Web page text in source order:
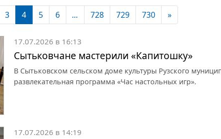
3 4 5 6 ... 728 729 730 »
17.07.2026 в 16:13
Сытьковчане мастерили «Капитошку»
В Сытьковском сельском доме культуры Рузского
развлекательная программа «Час настольных игр».
17.07.2026 в 14:19